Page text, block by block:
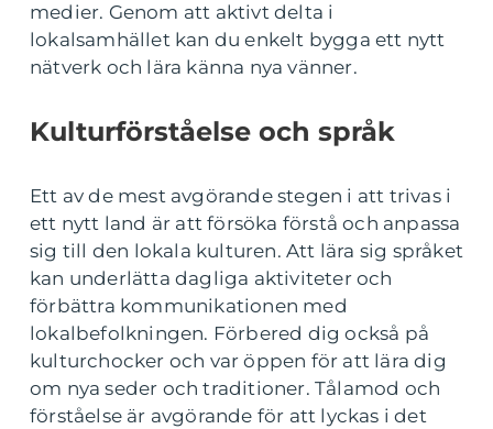
medier. Genom att aktivt delta i
lokalsamhället kan du enkelt bygga ett nytt
nätverk och lära känna nya vänner.
Kulturförståelse och språk
Ett av de mest avgörande stegen i att trivas i
ett nytt land är att försöka förstå och anpassa
sig till den lokala kulturen. Att lära sig språket
kan underlätta dagliga aktiviteter och
förbättra kommunikationen med
lokalbefolkningen. Förbered dig också på
kulturchocker och var öppen för att lära dig
om nya seder och traditioner. Tålamod och
förståelse är avgörande för att lyckas i det